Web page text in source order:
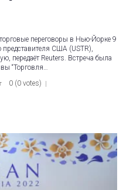
переговоры в Нью-Йорке 9
США (USTR),
передаёт Reuters. Встреча была
“Торговля…
0 (0 votes)